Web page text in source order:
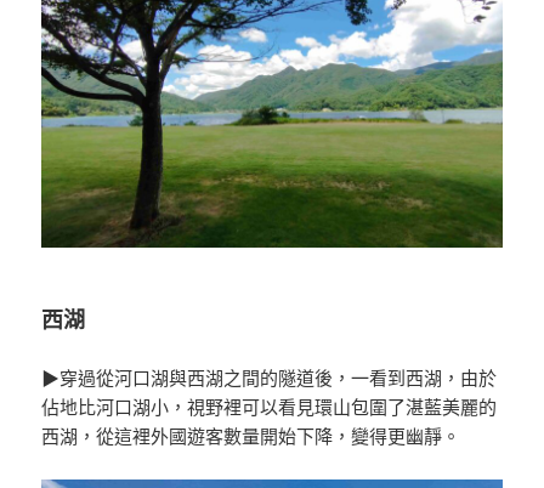
西湖
▶穿過從河口湖與西湖之間的隧道後，一看到西湖，由於
佔地比河口湖小，視野裡可以看見環山包圍了湛藍美麗的
西湖，從這裡外國遊客數量開始下降，變得更幽靜。